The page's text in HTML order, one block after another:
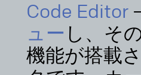
Code Editor
ュー し、そ
機能が搭載